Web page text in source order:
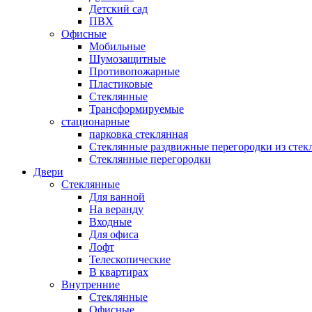
Детский сад
ПВХ
Офисные
Мобильные
Шумозащитные
Противопожарные
Пластиковые
Стеклянные
Трансформируемые
стационарные
парковка стеклянная
Стеклянные раздвижные перегородки из
Стеклянные перегородки
Двери
Стеклянные
Для ванной
На веранду
Входные
Для офиса
Лофт
Телескопические
В квартирах
Внутренние
Стеклянные
Офисные